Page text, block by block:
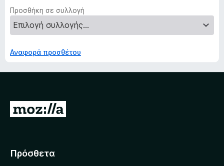
Προσθήκη σε συλλογή
Αναφορά προσθέτου
Μ
ά
Πρόσθετα